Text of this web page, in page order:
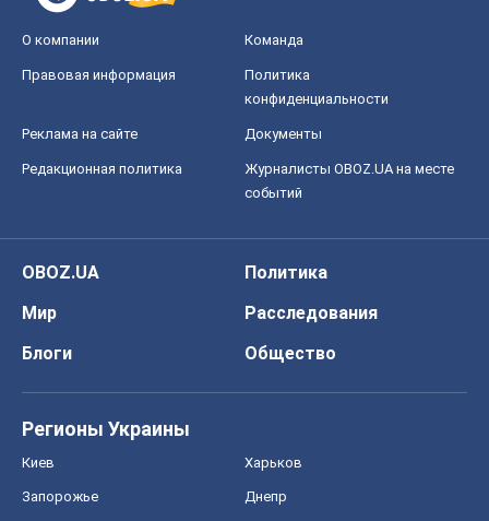
О компании Команда
Правовая информация
Политика
конфиденциальности
Реклама на сайте Документы
Редакционная политика
Журналисты OBOZ.UA на месте
событий
OBOZ.UA
Политика
Мир
Расследования
Блоги
Общество
Регионы Украины
Киев Харьков
Запорожье Днепр